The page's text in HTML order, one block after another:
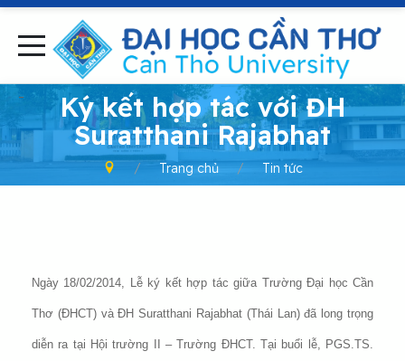
-
Ký kết hợp tác với ĐH
Suratthani Rajabhat
Trang chủ Tin tức
Ngày 18/02/2014, Lễ ký kết hợp tác giữa Trường Đại học Cần
Thơ (ĐHCT) và ĐH Suratthani Rajabhat (Thái Lan) đã long trọng
diễn ra tại Hội trường II – Trường ĐHCT. Tại buổi lễ, PGS.TS.